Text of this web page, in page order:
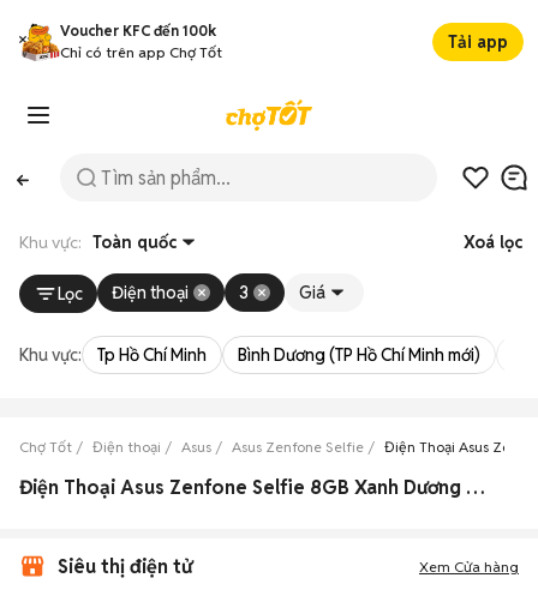
Voucher KFC đến 100k
Chỉ có trên app Chợ Tốt
Tải app
Khu vực: Toàn quốc Xoá lọc
Lọc Điện thoại 3 Giá
Khu vực: Tp Hồ Chí Minh Bình Dương (TP Hồ Chí Minh mới)
Chợ Tốt Điện thoại Asus Asus Zenfone Selfie Điện Thoại Asus
Điện Thoại Asus Zenfone Selfie 8GB Xanh Dương Cũ & Mới Giá Siêu Rẻ
Siêu thị điện tử Xem Cửa hàng